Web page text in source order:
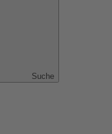
Suche